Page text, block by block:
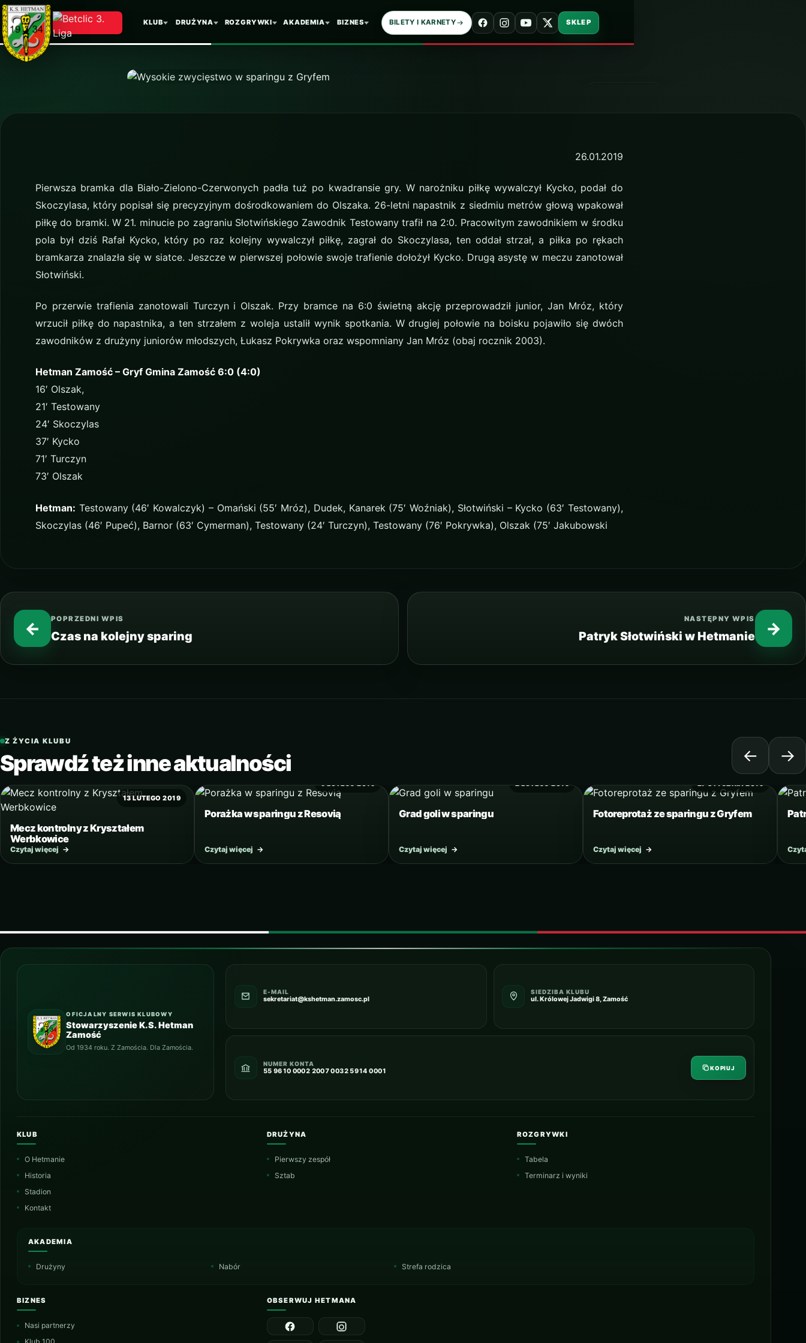
KLUB DRUŻYNA ROZGRYWKI AKADEMIA BIZNES BILETY I KARNETY SKLEP
Wysokie zwycięstwo w sparingu z
Gryfem
26.01.2019
Pierwsza bramka dla Biało-Zielono-Czerwonych padła tuż po kwadransie gry. W narożniku piłkę wywalczył Kycko, podał do
Skoczylasa, który popisał się precyzyjnym dośrodkowaniem do Olszaka. 26-letni napastnik z siedmiu metrów głową wpakował
piłkę do bramki. W 21. minucie po zagraniu Słotwińskiego Zawodnik Testowany trafił na 2:0. Pracowitym zawodnikiem w środku
pola był dziś Rafał Kycko, który po raz kolejny wywalczył piłkę, zagrał do Skoczylasa, ten oddał strzał, a piłka po rękach
bramkarza znalazła się w siatce. Jeszcze w pierwszej połowie swoje trafienie dołożył Kycko. Drugą asystę w meczu zanotował
Słotwiński.
Po przerwie trafienia zanotowali Turczyn i Olszak. Przy bramce na 6:0 świetną akcję przeprowadził junior, Jan Mróz, który
wrzucił piłkę do napastnika, a ten strzałem z woleja ustalił wynik spotkania. W drugiej połowie na boisku pojawiło się dwóch
zawodników z drużyny juniorów młodszych, Łukasz Pokrywka oraz wspomniany Jan Mróz (obaj rocznik 2003).
Hetman Zamość – Gryf Gmina Zamość 6:0 (4:0)
16′ Olszak,
21′ Testowany
24′ Skoczylas
37′ Kycko
71′ Turczyn
73′ Olszak
Hetman: Testowany (46′ Kowalczyk) – Omański (55′ Mróz), Dudek, Kanarek (75′ Woźniak), Słotwiński – Kycko (63′ Testowany),
Skoczylas (46′ Pupeć), Barnor (63′ Cymerman), Testowany (24′ Turczyn), Testowany (76′ Pokrywka), Olszak (75′ Jakubowski
← POPRZEDNI WPIS
Czas na kolejny sparing
NASTĘPNY WPIS
Patryk Słotwiński w Hetmanie →
Z ŻYCIA KLUBU
Sprawdź też inne aktualności ← →
13 LUTEGO 2019
Mecz kontrolny z Kryształem
Werbkowice
Czytaj więcej →
9 LUTEGO 2019
Porażka w sparingu z Resovią
Czytaj więcej →
2 LUTEGO 2019
Grad goli w sparingu
Czytaj więcej →
27 STYCZNIA 2019
Fotoreprotaż ze sparingu z Gryfem
Czytaj więcej →
OFICJALNY SERWIS KLUBOWY
Stowarzyszenie K.S. Hetman
Zamość
Od 1934 roku. Z Zamościa. Dla Zamościa.
E-MAIL
sekretariat@kshetman.zamosc.pl
SIEDZIBA KLUBU
ul. Królowej Jadwigi 8, Zamość
NUMER KONTA
55 9610 0002 2007 0032 5914 0001 KOPIUJ
KLUB
O Hetmanie
Historia
Stadion
Kontakt
DRUŻYNA
Pierwszy zespół
Sztab
ROZGRYWKI
Tabela
Terminarz i wyniki
AKADEMIA
Drużyny Nabór Strefa rodzica
BIZNES
Nasi partnerzy
OBSERWUJ HETMANA
Facebook Instagram